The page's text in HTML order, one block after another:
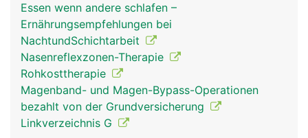
Essen wenn andere schlafen –
Ernährungsempfehlungen bei
NachtundSchichtarbeit
Nasenreflexzonen-Therapie
Rohkosttherapie
Magenband- und Magen-Bypass-Operationen
bezahlt von der Grundversicherung
Linkverzeichnis G